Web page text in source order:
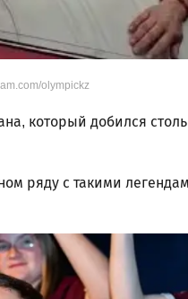
olympickz
который добился
ряду с такими